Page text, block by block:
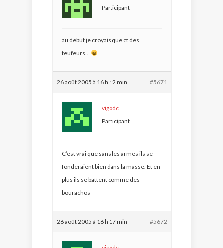
Participant
au debut je croyais que ct des
teufeurs…
26 août 2005 à 16 h 12 min #5671
vigodc
Participant
C’est vrai que sans les armes ils se
fonderaient bien dans la masse. Et en
plus ils se battent comme des
bourachos
26 août 2005 à 16 h 17 min #5672